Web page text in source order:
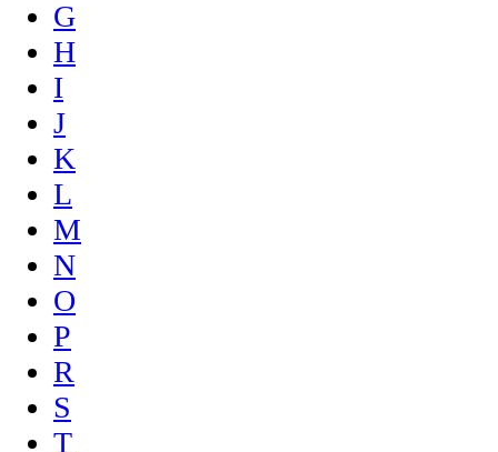
G
H
I
J
K
L
M
N
O
P
R
S
T